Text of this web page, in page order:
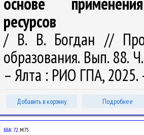
ресурсов
/ В. В. Богдан //
образования. Вып. 88.
– Ялта : РИО ГПА,
Добавить в корзину Подробнее
ББК 72.М75